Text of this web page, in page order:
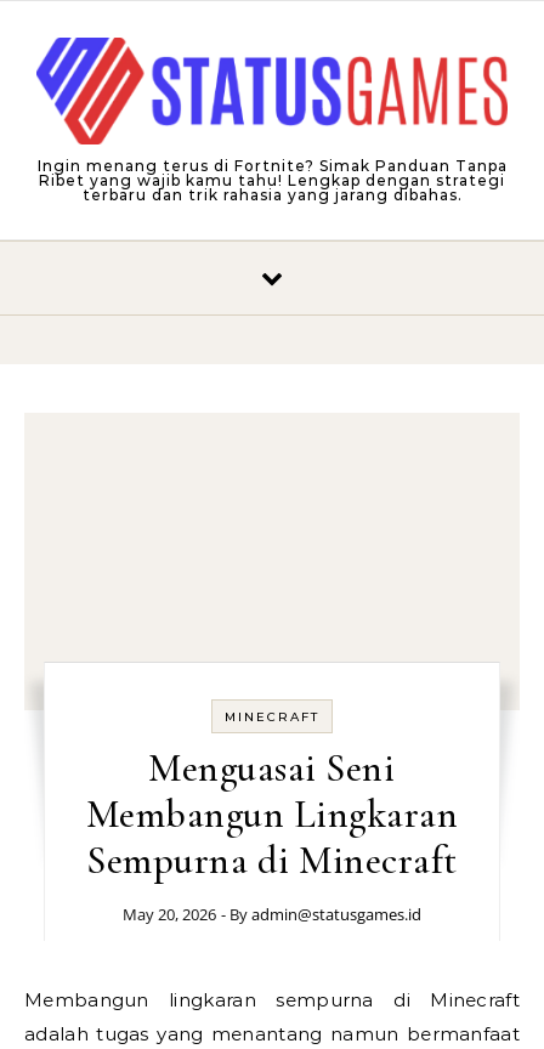
Ingin menang terus di Fortnite? Simak Panduan Tanpa
Ribet yang wajib kamu tahu! Lengkap dengan strategi
terbaru dan trik rahasia yang jarang dibahas.
MINECRAFT
Menguasai Seni
Membangun Lingkaran
Sempurna di Minecraft
May 20, 2026 - Byadmin@statusgames.id
Membangun lingkaran sempurna di Minecraft
adalah tugas yang menantang namun bermanfaat